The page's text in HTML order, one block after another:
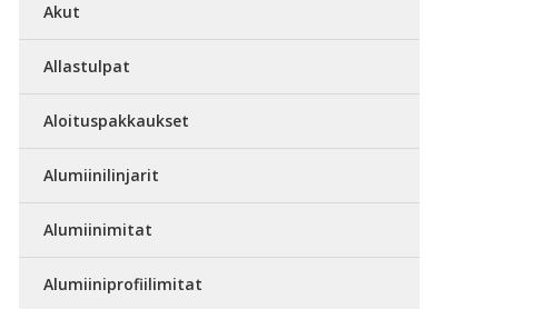
Akut
Allastulpat
Aloituspakkaukset
Alumiinilinjarit
Alumiinimitat
Alumiiniprofiilimitat